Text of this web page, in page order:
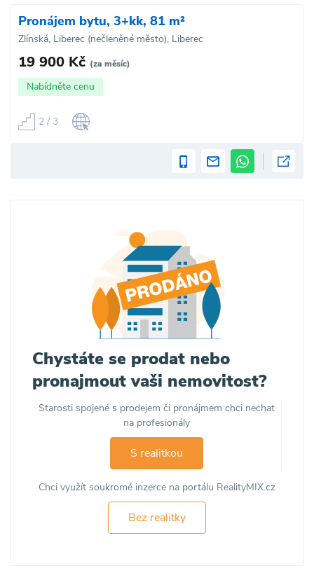
Pronájem bytu, 3+kk, 81 m²
Zlínská, Liberec (nečleněné město), Liberec
19 900 Kč (za měsíc)
Nabídněte cenu
2 / 3
Chystáte se prodat nebo
pronajmout vaši nemovitost?
Starosti spojené s prodejem či pronájmem chci nechat
na profesionály
S realitkou
Chci využít soukromé inzerce na portálu RealityMIX.cz
Bez realitky